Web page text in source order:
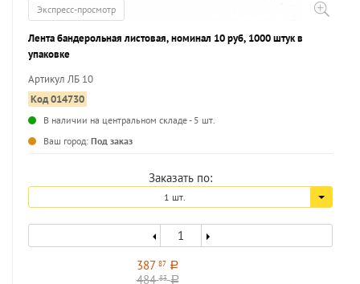
Экспресс-просмотр
Лента бандерольная листовая, номинал 10 руб, 1000 штук в
упаковке
Артикул ЛБ 10
Код 014730
В наличии на центральном складе - 5 шт.
Ваш город: Под заказ
Заказать по:
1 шт.
38787 a
48483 a